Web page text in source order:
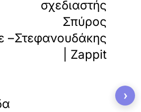
–
σχεδιαστής
Σπύρος
Στεφανουδάκης
| Zappit
›